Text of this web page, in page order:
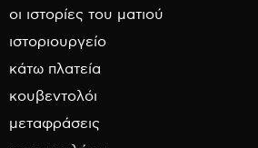
οι ιστορίες του ματιού
ιστοριουργείο
κάτω πλατεία
κουβεντολόι
μεταφράσεις